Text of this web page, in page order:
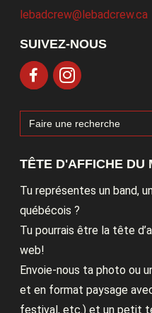
lebadcrew@lebadcrew.ca
SUIVEZ-NOUS
Search
for:
TÊTE D'AFFICHE DU
Tu représentes un band,
québécois ?
Tu pourrais être la tête
web!
Envoie-nous ta photo ou
et en format paysage
festival, etc.) et un petit